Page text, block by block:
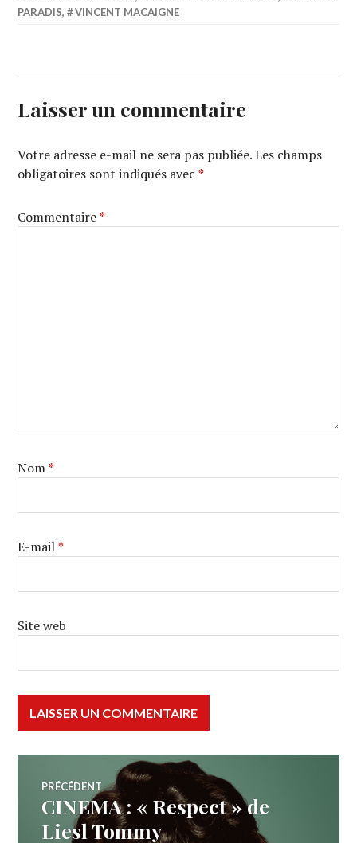
PARADIS, VINCENT MACAIGNE
Laisser un commentaire
Votre adresse e-mail ne sera pas publiée. Les champs
obligatoires sont indiqués avec*
Commentaire*
Nom*
E-mail*
Site web
Navigation
de
PRÉCÉDENT
Article
précédent :
CINEMA : « Respect » de
Liesl Tommy